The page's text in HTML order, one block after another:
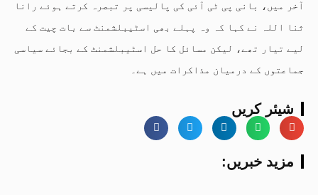
آخر میں، بانی پی ٹی آئی کی پالیسی پر تبصرہ کرتے ہوئے رانا
ثنا اللہ نے کہا کہ وہ پہلے بھی اسٹیبلشمنٹ سے بات چیت کے
لیے تیار تھے، لیکن مسائل کا حل اسٹیبلشمنٹ کے بجائے سیاسی
جماعتوں کے درمیان مذاکرات میں ہے۔
شیئر کریں
:مزید خبریں